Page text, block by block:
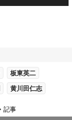
板東英二
黄川田仁志
記事